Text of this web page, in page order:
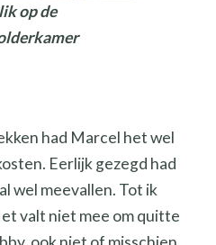
op de
had Marcel het wel
Eerlijk gezegd had
wel meevallen. Tot ik
valt niet mee om quitte